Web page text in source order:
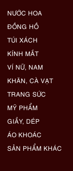
NƯỚC HOA
ĐỒNG HỒ
TÚI XÁCH
KÍNH MẮT
VÍ NỮ, NAM
KHĂN, CÀ VẠT
TRANG SỨC
MỸ PHẨM
GIẦY, DÉP
ÁO KHOÁC
SẢN PHẨM KHÁC